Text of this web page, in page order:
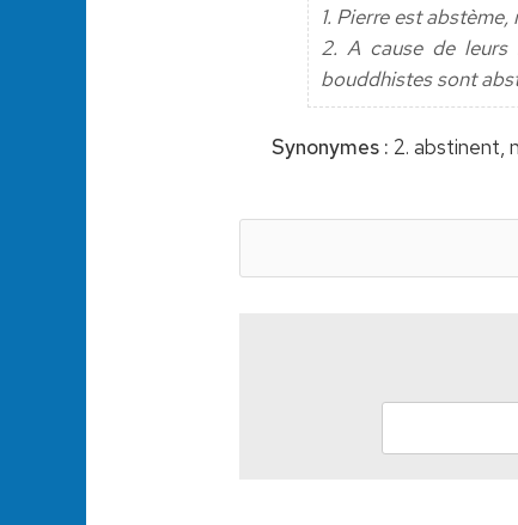
1. Pierre est
2. A cause de leurs
bouddhistes sont
Synonymes : 2. abstinent,